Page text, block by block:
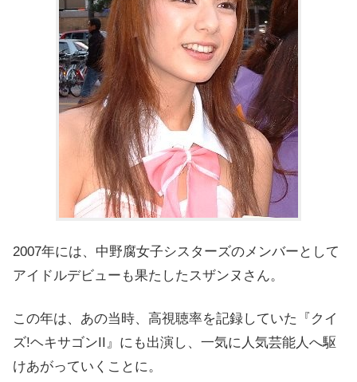
2007年には、中野腐女子シスターズのメンバーとして
アイドルデビューも果たしたスザンヌさん。
この年は、あの当時、高視聴率を記録していた『クイ
ズ!ヘキサゴンII』にも出演し、一気に人気芸能人へ駆
けあがっていくことに。